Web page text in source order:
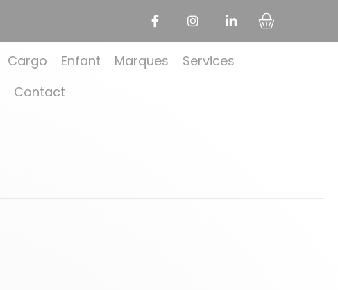
Cargo Enfant Marques
Services
Contact